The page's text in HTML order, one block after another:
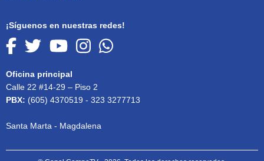
¡Síguenos en nuestras redes!
Oficina principal
Calle 22 #14-29 – Piso 2
PBX: (605) 4370519 - 323 3277713
Santa Marta - Magdalena